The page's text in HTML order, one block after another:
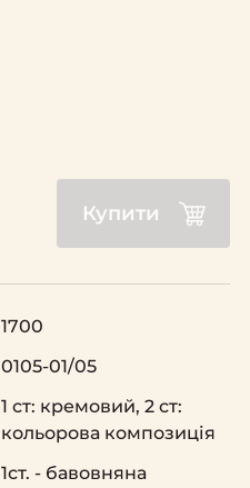
Купити
1700
0105-01/05
1 ст: кремовий, 2 ст:
кольорова композиція
1ст. - бавовняна